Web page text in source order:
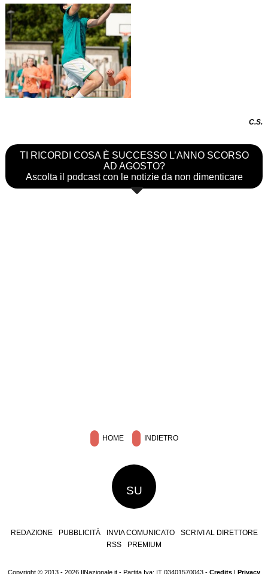
C.S.
TI RICORDI COSA È SUCCESSO L’ANNO SCORSO
AD AGOSTO?
Ascolta il podcast con le notizie da non dimenticare
HOME INDIETRO
SU
REDAZIONE PUBBLICITÀ INVIA COMUNICATO
SCRIVI AL DIRETTORE
RSS
PREMIUM
Copyright © 2013 - 2026 IlNazionale.it - Partita Iva: IT 03401570043 - Credits | Privacy